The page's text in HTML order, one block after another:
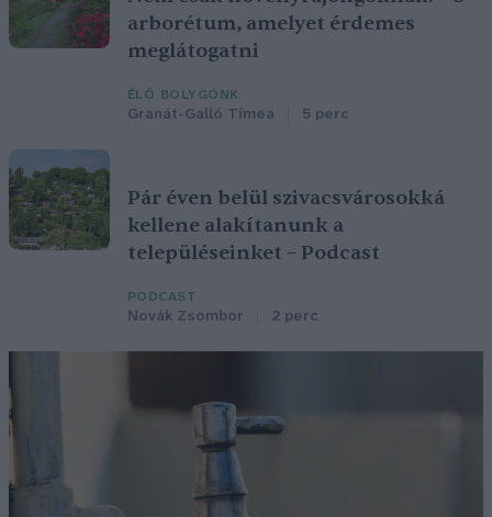
arborétum, amelyet érdemes
meglátogatni
ÉLŐ BOLYGÓNK
Granát-Galló Tímea 5 perc
Pár éven belül szivacsvárosokká
kellene alakítanunk a
településeinket – Podcast
PODCAST
Novák Zsombor 2 perc